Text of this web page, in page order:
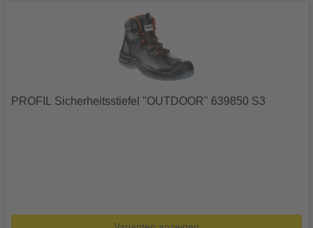
PROFIL Sicherheitsstiefel "OUTDOOR" 639850 S3